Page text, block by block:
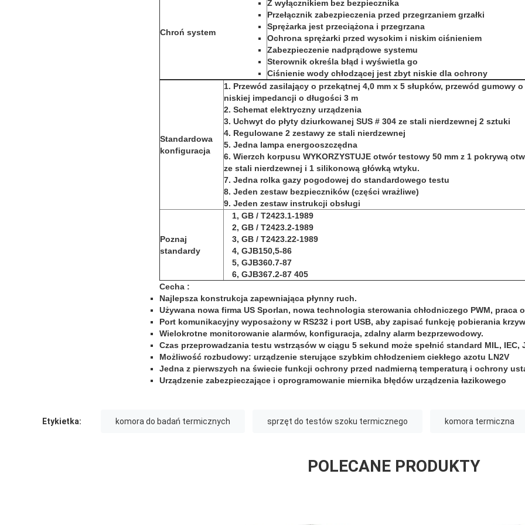
Chroń system
Z wyłącznikiem bez bezpiecznika
Przełącznik zabezpieczenia przed przegrzaniem grzałki
Sprężarka jest przeciążona i przegrzana
Ochrona sprężarki przed wysokim i niskim ciśnieniem
Zabezpieczenie nadprądowe systemu
Sterownik określa błąd i wyświetla go
Ciśnienie wody chłodzącej jest zbyt niskie dla ochrony
Standardowa
konfiguracja
1. Przewód zasilający o przekątnej 4,0 mm x 5 słupków, przewód gumowy o
niskiej impedancji o długości 3 m
2. Schemat elektryczny urządzenia
3. Uchwyt do płyty dziurkowanej SUS # 304 ze stali nierdzewnej 2 sztuki
4. Regulowane 2 zestawy ze stali nierdzewnej
5. Jedna lampa energooszczędna
6. Wierzch korpusu WYKORZYSTUJE otwór testowy 50 mm z 1 pokrywą
ze stali nierdzewnej i 1 silikonową główką wtyku.
7. Jedna rolka gazy pogodowej do standardowego testu
8. Jeden zestaw bezpieczników (części wrażliwe)
9. Jeden zestaw instrukcji obsługi
Poznaj
standardy
1, GB / T2423.1-1989
2, GB / T2423.2-1989
3, GB / T2423.22-1989
4, GJB150,5-86
5, GJB360.7-87
6, GJB367.2-87 405
Cecha :
Najlepsza konstrukcja zapewniająca płynny ruch.
Używana nowa firma US Sporlan, nowa technologia sterowania chłodniczego PWM, praca
Port komunikacyjny wyposażony w RS232 i port USB, aby zapisać funkcję pobierania
Wielokrotne monitorowanie alarmów, konfiguracja, zdalny alarm bezprzewodowy.
Czas przeprowadzania testu wstrząsów w ciągu 5 sekund może spełnić standard MIL, IEC,
Możliwość rozbudowy: urządzenie sterujące szybkim chłodzeniem ciekłego azotu LN2V
Jedna z pierwszych na świecie funkcji ochrony przed nadmierną temperaturą i ochrony
Urządzenie zabezpieczające i oprogramowanie miernika błędów urządzenia łazikowego
Etykietka: komora do badań termicznych sprzęt do testów szoku termicznego komora termiczna
POLECANE PRODUKTY